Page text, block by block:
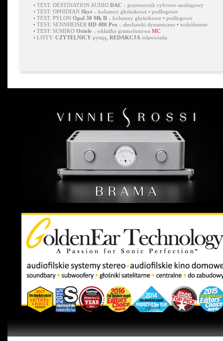
• TEST: DESTINATION AUDIO DAC ⸜ przetwornik cyfrowo-analogowy
• TEST: OPHIDIAN Skye ⸜ kolumny głośnikowe • podłogowe
• TEST: PYLON Opal 30 Mk II ⸜ kolumny głośnikowe • podłogowe
• TEST: SENNHEISER HD 480 Pro ⸜ słuchawki dynamiczne • wokółuszne
• TEST: SUMIKO Oriole ⸜ wkładka gramofonowa MC
• LISTY: CZYTELNICY pytają, REDAKCJA odpowiada